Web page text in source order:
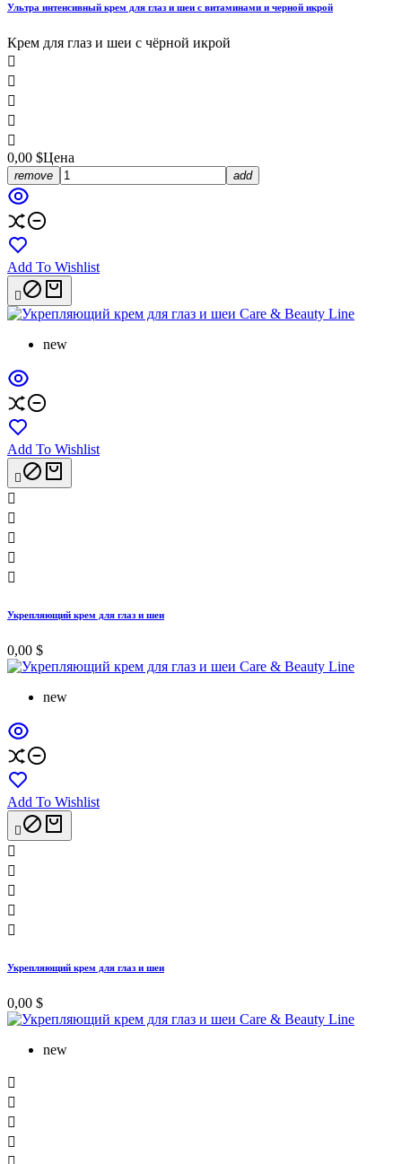
Ультра интенсивный крем для глаз и шеи с витаминами и черной икрой
Крем для глаз и шеи с чёрной икрой





0,00 $Цена
remove add
Add To Wishlist

new
Add To Wishlist






Укрепляющий крем для глаз и шеи
0,00 $
new
Add To Wishlist






Укрепляющий крем для глаз и шеи
0,00 $
new



